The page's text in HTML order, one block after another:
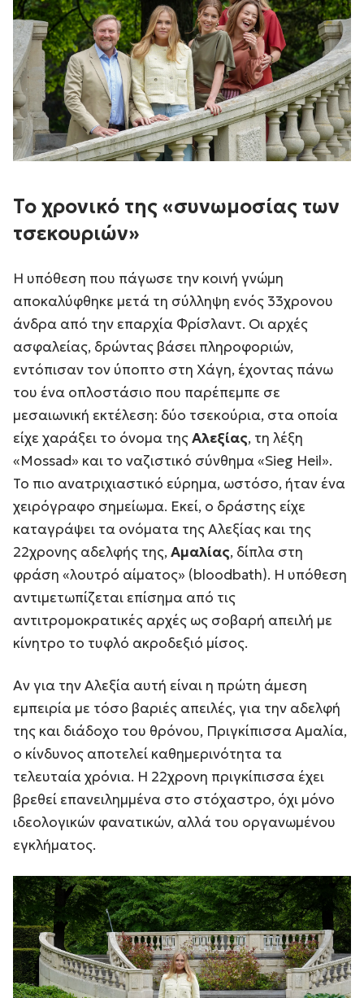
Το χρονικό της «συνωμοσίας των
τσεκουριών»
Η υπόθεση που πάγωσε την κοινή γνώμη
αποκαλύφθηκε μετά τη σύλληψη ενός 33χρονου
άνδρα από την επαρχία Φρίσλαντ. Οι αρχές
ασφαλείας, δρώντας βάσει πληροφοριών,
εντόπισαν τον ύποπτο στη Χάγη, έχοντας πάνω
του ένα οπλοστάσιο που παρέπεμπε σε
μεσαιωνική εκτέλεση: δύο τσεκούρια, στα οποία
είχε χαράξει το όνομα τηςΑλεξίας, τη λέξη
«Mossad» και το ναζιστικό σύνθημα «Sieg Heil».
Το πιο ανατριχιαστικό εύρημα, ωστόσο, ήταν ένα
χειρόγραφο σημείωμα. Εκεί, ο δράστης είχε
καταγράψει τα ονόματα της Αλεξίας και της
22χρονης αδελφής της, Αμαλίας, δίπλα στη
φράση «λουτρό αίματος» (bloodbath). Η υπόθεση
αντιμετωπίζεται επίσημα από τις
αντιτρομοκρατικές αρχές ως σοβαρή απειλή με
κίνητρο το τυφλό ακροδεξιό μίσος.
Αν για την Αλεξία αυτή είναι η πρώτη άμεση
εμπειρία με τόσο βαριές απειλές, για την αδελφή
της και διάδοχο του θρόνου, Πριγκίπισσα Αμαλία,
ο κίνδυνος αποτελεί καθημερινότητα τα
τελευταία χρόνια. Η 22χρονη πριγκίπισσα έχει
βρεθεί επανειλημμένα στο στόχαστρο, όχι μόνο
ιδεολογικών φανατικών, αλλά του οργανωμένου
εγκλήματος.